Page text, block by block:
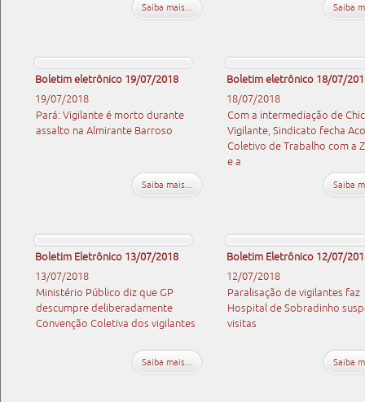
Saiba mais... Saiba
Boletim eletrônico 19/07/2018
19/07/2018
Pará: Vigilante é morto durante
assalto na Almirante Barroso
Saiba mais...
Boletim eletrônico 18/07/
18/07/2018
Com a intermediação de
Vigilante, Sindicato fecha
Coletivo de Trabalho com a
e a
Saiba
Boletim Eletrônico 13/07/2018
13/07/2018
Ministério Público diz que GP
descumpre deliberadamente
Convenção Coletiva dos vigilantes
Saiba mais...
Boletim Eletrônico 12/07/
12/07/2018
Paralisação de vigilantes faz
Hospital de Sobradinho
visitas
Saiba